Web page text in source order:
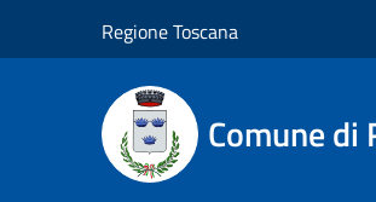
Regione Toscana
Comune di